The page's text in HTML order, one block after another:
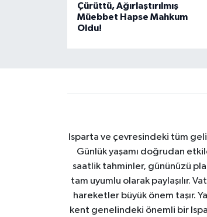
Çürüttü, Ağırlaştırılmış
Müebbet Hapse Mahkum
Oldu!
Isparta ve çevresindeki tüm
Günlük yaşamı doğrudan
saatlik tahminler, gününüzü
tam uyumlu olarak paylaşılır.
hareketler büyük önem taşır.
kent genelindeki önemli bir